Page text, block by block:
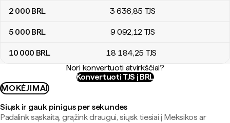
2 000 BRL 3 636,85 TJS
5 000 BRL 9 092,12 TJS
10 000 BRL 18 184,25 TJS
Nori konvertuoti atvirkščiai?
Konvertuoti TJS į BRL
MOKĖJIMAI
Siųsk ir gauk pinigus per sekundes
Padalink sąskaitą, grąžink draugui, siųsk tiesiai į Meksikos ar